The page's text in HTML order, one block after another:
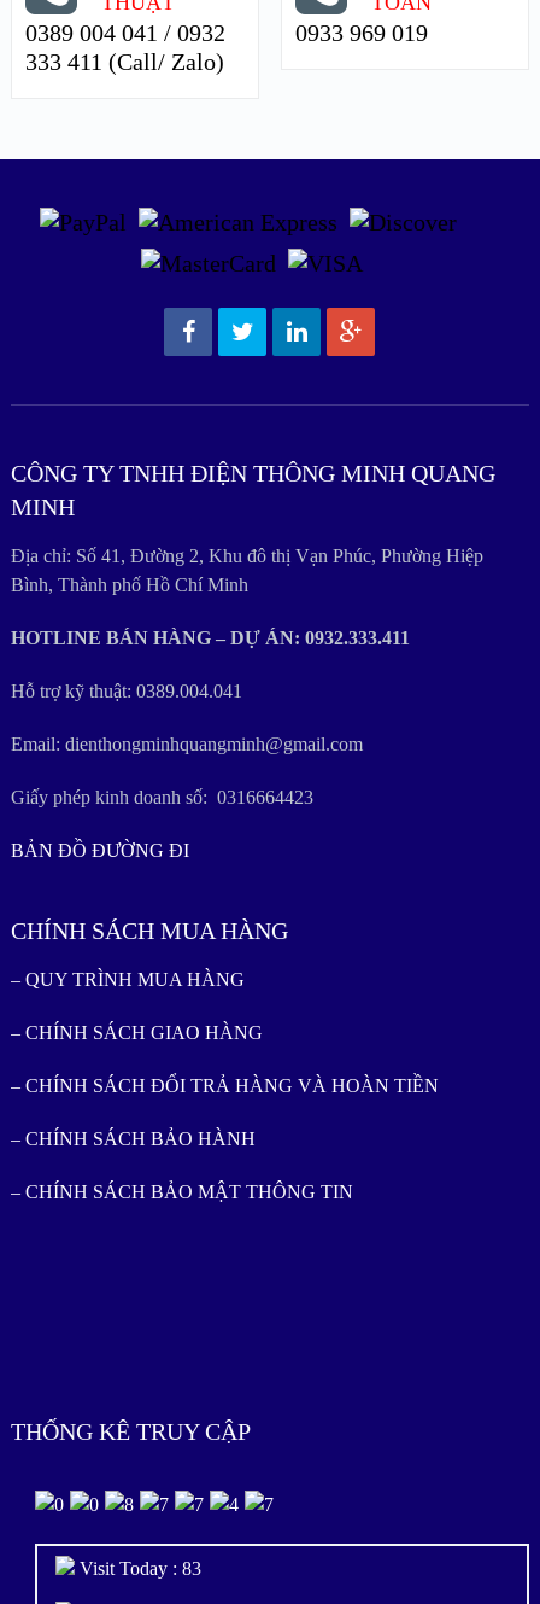
0389 004 041 / 0932
333 411 (Call/ Zalo)
0933 969 019
CÔNG TY TNHH ĐIỆN THÔNG MINH QUANG
MINH
Địa chỉ: Số 41, Đường 2, Khu đô thị Vạn Phúc, Phường Hiệp
Bình, Thành phố Hồ Chí Minh
HOTLINE BÁN HÀNG – DỰ ÁN: 0932.333.411
Hỗ trợ kỹ thuật: 0389.004.041
Email: dienthongminhquangminh@gmail.com
Giấy phép kinh doanh số: 0316664423
BẢN ĐỒ ĐƯỜNG ĐI
CHÍNH SÁCH MUA HÀNG
– QUY TRÌNH MUA HÀNG
– CHÍNH SÁCH GIAO HÀNG
– CHÍNH SÁCH ĐỔI TRẢ HÀNG VÀ HOÀN TIỀN
– CHÍNH SÁCH BẢO HÀNH
– CHÍNH SÁCH BẢO MẬT THÔNG TIN
THỐNG KÊ TRUY CẬP
Visit Today : 83